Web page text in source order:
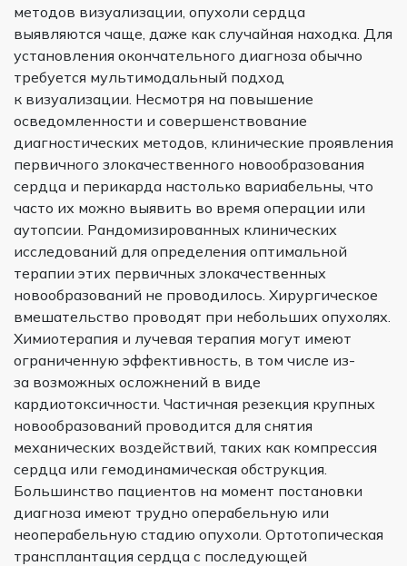
методов визуализации, опухоли сердца
выявляются чаще, даже как случайная находка. Для
установления окончательного диагноза обычно
требуется мультимодальный подход
к визуализации. Несмотря на повышение
осведомленности и совершенствование
диагностических методов, клинические проявления
первичного злокачественного новообразования
сердца и перикарда настолько вариабельны, что
часто их можно выявить во время операции или
аутопсии. Рандомизированных клинических
исследований для определения оптимальной
терапии этих первичных злокачественных
новообразований не проводилось. Хирургическое
вмешательство проводят при небольших опухолях.
Химиотерапия и лучевая терапия могут имеют
ограниченную эффективность, в том числе из-
за возможных осложнений в виде
кардиотоксичности. Частичная резекция крупных
новообразований проводится для снятия
механических воздействий, таких как компрессия
сердца или гемодинамическая обструкция.
Большинство пациентов на момент постановки
диагноза имеют трудно операбельную или
неоперабельную стадию опухоли. Ортотопическая
трансплантация сердца с последующей